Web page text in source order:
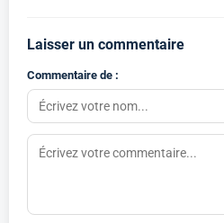
Laisser un commentaire
Commentaire de :